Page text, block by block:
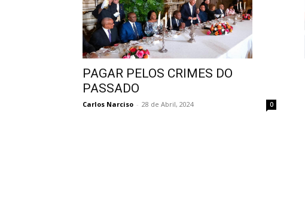
PAGAR PELOS CRIMES DO
PASSADO
Carlos Narciso - 28 de Abril, 2024 0